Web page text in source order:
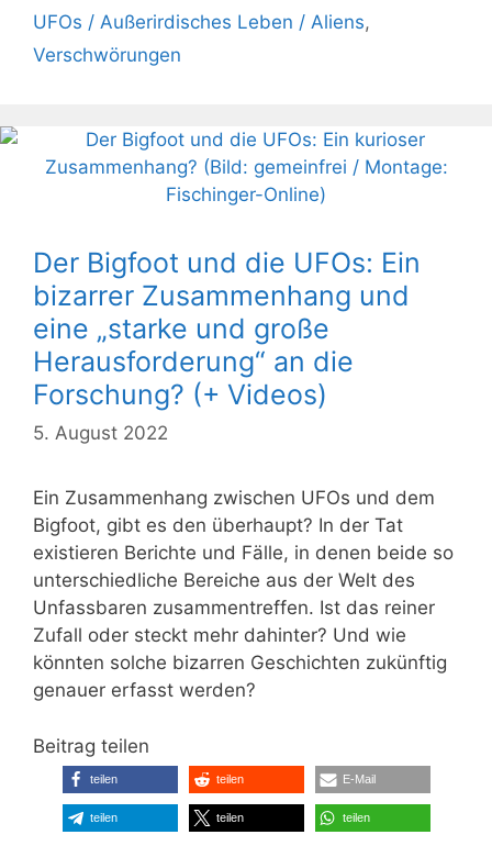
UFOs / Außerirdisches Leben / Aliens,
Verschwörungen
Der Bigfoot und die UFOs: Ein
bizarrer Zusammenhang und
eine „starke und große
Herausforderung“ an die
Forschung? (+ Videos)
5. August 2022
Ein Zusammenhang zwischen UFOs und dem
Bigfoot, gibt es den überhaupt? In der Tat
existieren Berichte und Fälle, in denen beide so
unterschiedliche Bereiche aus der Welt des
Unfassbaren zusammentreffen. Ist das reiner
Zufall oder steckt mehr dahinter? Und wie
könnten solche bizarren Geschichten zukünftig
genauer erfasst werden?
Beitrag teilen
teilen teilen E-Mail
teilen teilen teilen